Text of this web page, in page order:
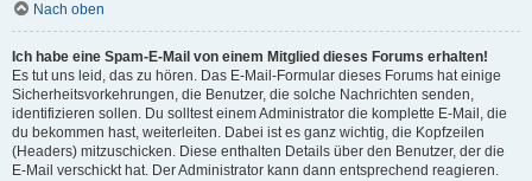
Nach oben
Ich habe eine Spam-E-Mail von einem Mitglied dieses Forums erhalten!
Es tut uns leid, das zu hören. Das E-Mail-Formular dieses Forums hat einige
Sicherheitsvorkehrungen, die Benutzer, die solche Nachrichten senden,
identifizieren sollen. Du solltest einem Administrator die komplette E-Mail, die
du bekommen hast, weiterleiten. Dabei ist es ganz wichtig, die Kopfzeilen
(Headers) mitzuschicken. Diese enthalten Details über den Benutzer, der die
E-Mail verschickt hat. Der Administrator kann dann entsprechend reagieren.